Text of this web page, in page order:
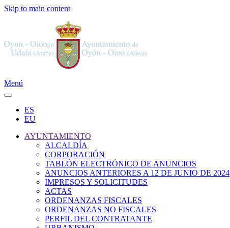
Skip to main content
Menú
ES
EU
AYUNTAMIENTO
ALCALDÍA
CORPORACIÓN
TABLÓN ELECTRÓNICO DE ANUNCIOS
ANUNCIOS ANTERIORES A 12 DE JUNIO DE 2024
IMPRESOS Y SOLICITUDES
ACTAS
ORDENANZAS FISCALES
ORDENANZAS NO FISCALES
PERFIL DEL CONTRATANTE